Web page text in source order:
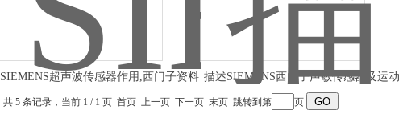
SIEMENS超声波传感器作用,西门子资料 描述SIEMENS西门子声敏传感器及运动
传感器
共 5 条记录，当前 1 / 1 页 首页 上一页 下一页 末页 跳转到第 页